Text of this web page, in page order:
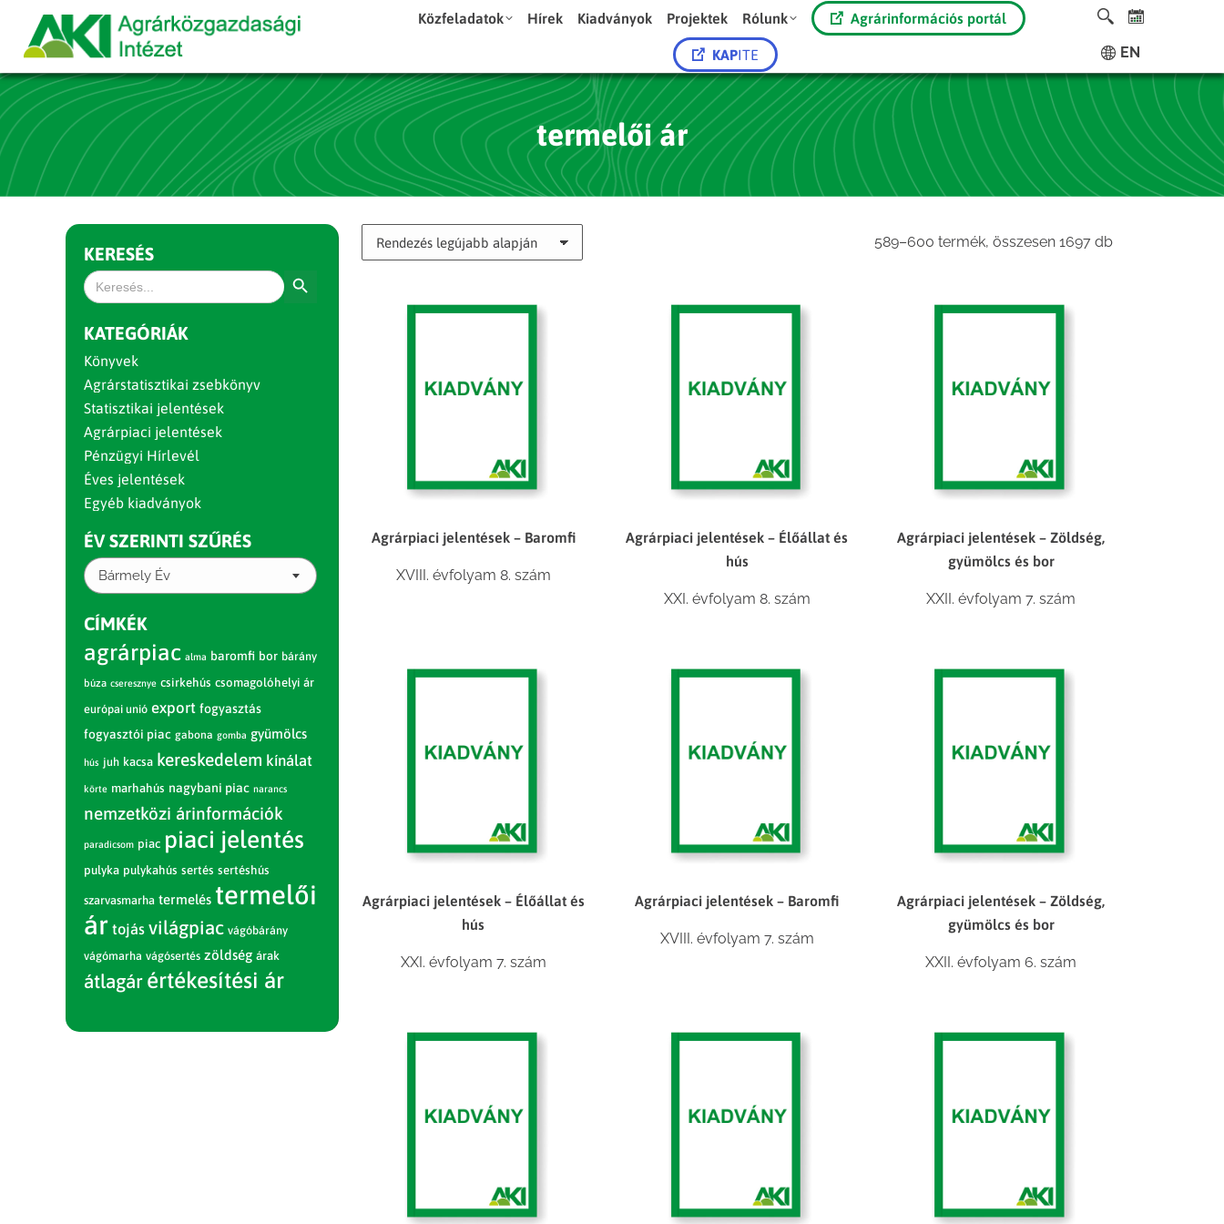
Közfeladatok Hírek Kiadványok Projektek Rólunk Agrárinformációs portál
KAPITE EN
termelői ár
589–600 termék, összesen 1697 dbSorted
Agrárpiaci jelentések – Baromfi
XVIII. évfolyam 8. szám
Agrárpiaci jelentések – Élőállat és
hús
XXI. évfolyam 8. szám
Agrárpiaci jelentések – Zöldség,
gyümölcs és bor
XXII. évfolyam 7. szám
Agrárpiaci jelentések – Élőállat és
hús
XXI. évfolyam 7. szám
Agrárpiaci jelentések – Baromfi
XVIII. évfolyam 7. szám
Agrárpiaci jelentések – Zöldség,
gyümölcs és bor
XXII. évfolyam 6. szám
KERESÉS
Search
for:
KATEGÓRIÁK
Könyvek
Agrárstatisztikai zsebkönyv
Statisztikai jelentések
Agrárpiaci jelentések
Pénzügyi Hírlevél
Éves jelentések
Egyéb kiadványok
ÉV SZERINTI SZŰRÉS
Bármely Év
CÍMKÉK
agrárpiac alma baromfi bor bárány
búza cseresznye csirkehús csomagolóhelyi ár
európai unió export fogyasztás
fogyasztói piac gabona gomba gyümölcs
hús juh kacsa kereskedelem kínálat
körte marhahús nagybani piac narancs
nemzetközi árinformációk
paradicsom piac piaci jelentés
pulyka pulykahús sertés sertéshús
szarvasmarha termelés termelői
ár tojás világpiac vágóbárány
vágómarha vágósertés zöldség árak
átlagár értékesítési ár